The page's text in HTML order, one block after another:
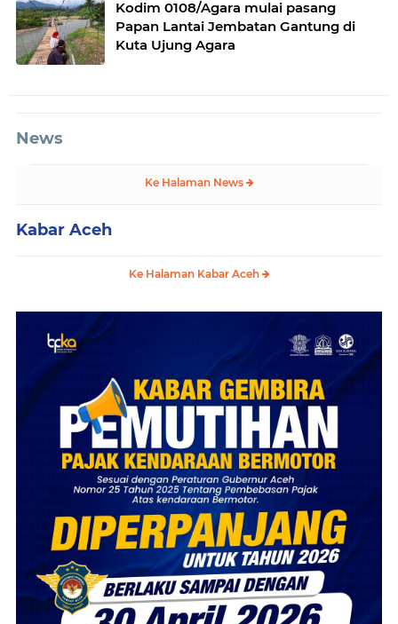
Kodim 0108/Agara mulai pasang
Papan Lantai Jembatan Gantung di
Kuta Ujung Agara
News
Ke Halaman News
Kabar Aceh
Ke Halaman Kabar Aceh